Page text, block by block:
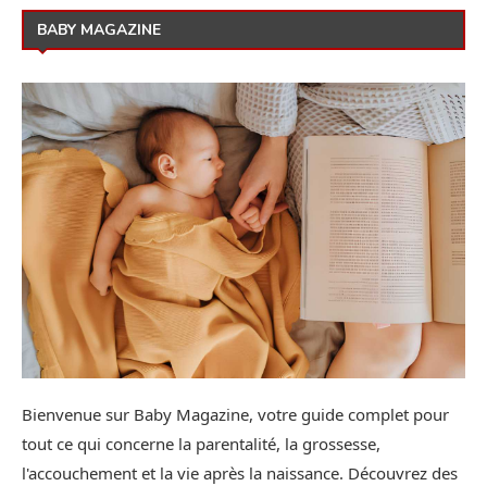
BABY MAGAZINE
Bienvenue sur Baby Magazine, votre guide complet pour
tout ce qui concerne la parentalité, la grossesse,
l'accouchement et la vie après la naissance. Découvrez des